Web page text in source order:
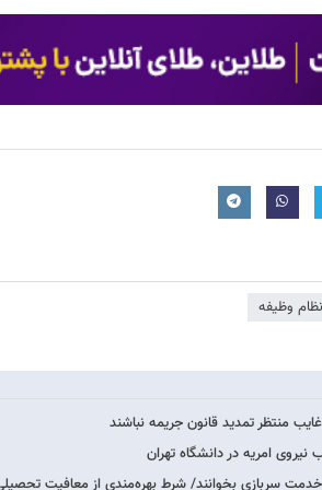
نظام وظیفه
منتظر تمدید قانون جریمه نباشند
امریه در دانشگاه تهران
سربازی بخوانند/ شرط بهره‌مندی از معافیت